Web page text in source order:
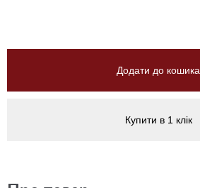
Додати до кошика
Купити в 1 клік